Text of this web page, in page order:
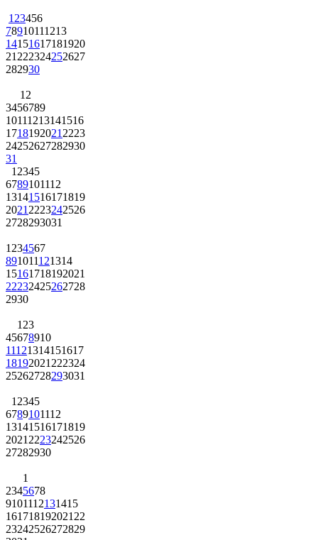
1 23456
78910111213
14151617181920
21 222324252627
282930
1 2
3456789
10111213141516
1718192021 2223
24252627282930
31
1 2345
6789101112
13141516171819
2021 2223242526
2728293031
1 234567
891011121314
15161718192021
22232425262728
2930
1 23
45678910
11121314151617
18192021 222324
25262728293031
1 2345
6789101112
13141516171819
2021 2223242526
27282930
1
2345678
9101112131415
161718192021 22
23242526272829